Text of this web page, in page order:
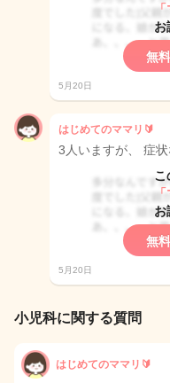
「
お
無
5月20日
はじめてのママリ🔰
3人いますが、 症
こ
「
お
無
5月20日
小児科に関する質問
はじめてのママリ🔰